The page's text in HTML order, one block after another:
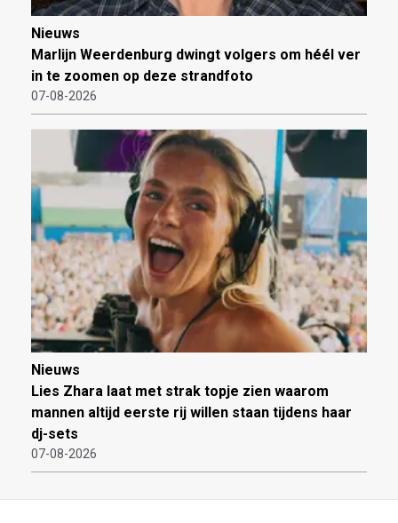
Nieuws
Marlijn Weerdenburg dwingt volgers om héél ver
in te zoomen op deze strandfoto
07-08-2026
Nieuws
Lies Zhara laat met strak topje zien waarom
mannen altijd eerste rij willen staan tijdens haar
dj-sets
07-08-2026